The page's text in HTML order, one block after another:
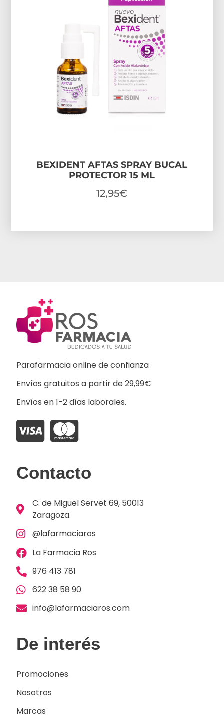
BEXIDENT AFTAS SPRAY BUCAL
PROTECTOR 15 ML
12,95€
Parafarmacia online de confianza
Envíos gratuitos a partir de 29,99€
Envíos en 1-2 días laborales.
Contacto
C. de Miguel Servet 69, 50013
Zaragoza.
@lafarmaciaros
La Farmacia Ros
976 413 781
622 38 58 90
info@lafarmaciaros.com
De interés
Promociones
Nosotros
Marcas